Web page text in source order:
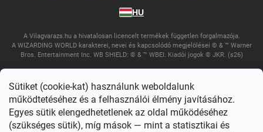
Sütiket (cookie-kat) használunk weboldalunk
működtetéséhez és a felhasználói élmény javításához.
Egyes sütik elengedhetetlenek az oldal működéséhez
(szükséges sütik), míg mások — mint a statisztikai és
HU
A Vilagvarazs.hu a hivatalosan licencelt termékek független forgalmazója.
A WIZARDING WORLD karakterei, nevei és kapcsolódó megjelölései © & ™ Warner
Bros. Entertainment Inc. WB SHIELD: © & ™ WBEI. Kiadói jogok © JKR. (s26)